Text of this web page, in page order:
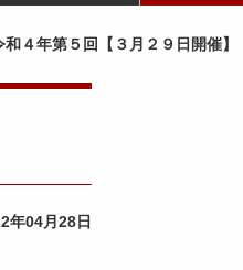
４年第５回【３月２９日開催】
年04月28日